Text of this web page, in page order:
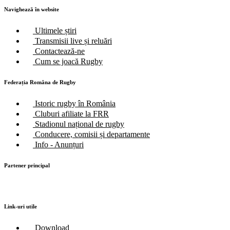
Navighează în website
Ultimele știri
Transmisii live și reluări
Contactează-ne
Cum se joacă Rugby
Federația Româna de Rugby
Istoric rugby în România
Cluburi afiliate la FRR
Stadionul național de rugby
Conducere, comisii și departamente
Info - Anunțuri
Partener principal
Link-uri utile
Download